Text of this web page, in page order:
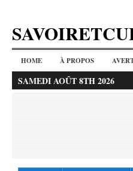
HOME À PROPOS
SAMEDI AOÛT 8TH 2026